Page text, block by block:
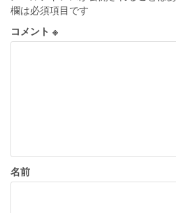
ー
シ
欄は必須項目です
コメント ※
名前